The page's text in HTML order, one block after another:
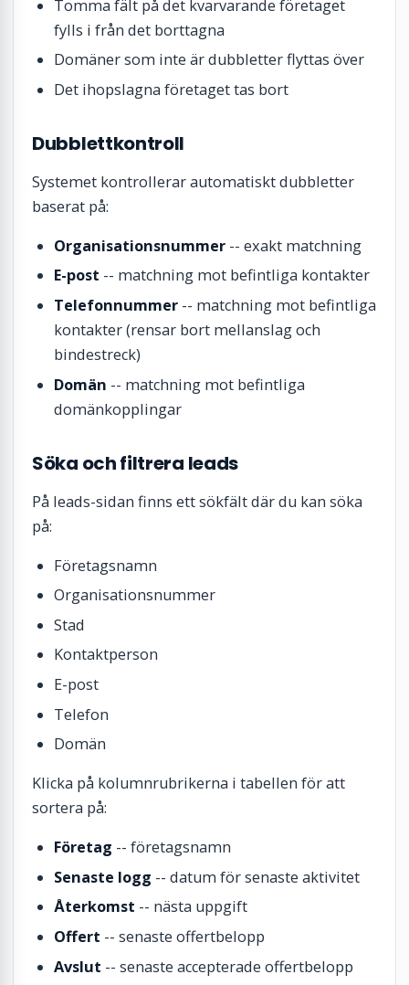
Tomma fält på det kvarvarande företaget
fylls i från det borttagna
Domäner som inte är dubbletter flyttas över
Det ihopslagna företaget tas bort
Dubblettkontroll
Systemet kontrollerar automatiskt dubbletter
baserat på:
Organisationsnummer -- exakt matchning
E-post -- matchning mot befintliga kontakter
Telefonnummer -- matchning mot befintliga
kontakter (rensar bort mellanslag och
bindestreck)
Domän -- matchning mot befintliga
domänkopplingar
Söka och filtrera leads
På leads-sidan finns ett sökfält där du kan söka
på:
Företagsnamn
Organisationsnummer
Stad
Kontaktperson
E-post
Telefon
Domän
Klicka på kolumnrubrikerna i tabellen för att
sortera på:
Företag -- företagsnamn
Senaste logg -- datum för senaste aktivitet
Återkomst -- nästa uppgift
Offert -- senaste offertbelopp
Avslut -- senaste accepterade offertbelopp